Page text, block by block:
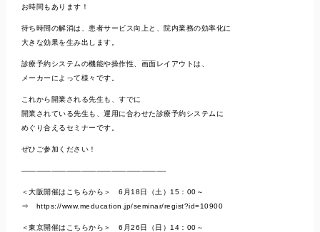
お時間もあります！
待ち時間の解消は、患者サービス向上と、院内業務の効率化に
大きな効果を生み出します。
診療予約システムの機能や操作性、画面レイアウトは、
メーカーによって様々です。
これから開業される先生も、すでに
開業されている先生も、運用に合わせた診療予約システムに
めぐり合えるセミナーです。
ぜひご参加ください！
———————————————————-
＜大阪開催はこちらから＞ 6月18日（土）15：00～
⇒ https://www.meducation.jp/seminar/regist?id=10900
＜東京開催はこちらから＞ 6月26日（日）14：00～